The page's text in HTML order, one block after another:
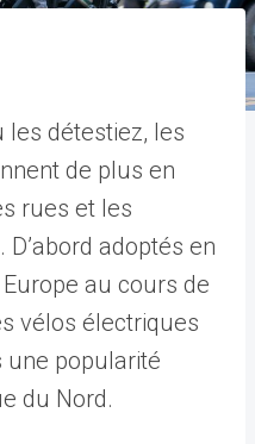
les détestiez, les
de plus en
rues et les
adoptés en
au cours de
vélos électriques
une popularité
du Nord.